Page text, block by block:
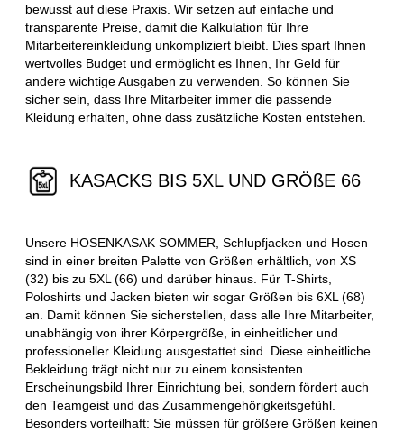
bewusst auf diese Praxis. Wir setzen auf einfache und
transparente Preise, damit die Kalkulation für Ihre
Mitarbeitereinkleidung unkompliziert bleibt. Dies spart Ihnen
wertvolles Budget und ermöglicht es Ihnen, Ihr Geld für
andere wichtige Ausgaben zu verwenden. So können Sie
sicher sein, dass Ihre Mitarbeiter immer die passende
Kleidung erhalten, ohne dass zusätzliche Kosten entstehen.
KASACKS BIS 5XL UND GRÖßE 66
Unsere HOSENKASAK SOMMER, Schlupfjacken und Hosen
sind in einer breiten Palette von Größen erhältlich, von XS
(32) bis zu 5XL (66) und darüber hinaus. Für T-Shirts,
Poloshirts und Jacken bieten wir sogar Größen bis 6XL (68)
an. Damit können Sie sicherstellen, dass alle Ihre Mitarbeiter,
unabhängig von ihrer Körpergröße, in einheitlicher und
professioneller Kleidung ausgestattet sind. Diese einheitliche
Bekleidung trägt nicht nur zu einem konsistenten
Erscheinungsbild Ihrer Einrichtung bei, sondern fördert auch
den Teamgeist und das Zusammengehörigkeitsgefühl.
Besonders vorteilhaft: Sie müssen für größere Größen keinen